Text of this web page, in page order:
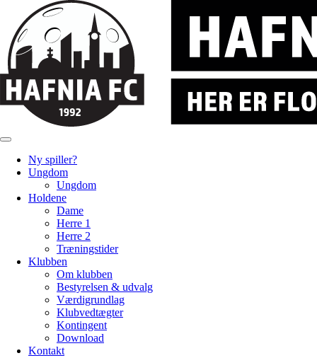
Ny spiller?
Ungdom
Ungdom
Holdene
Dame
Herre 1
Herre 2
Træningstider
Klubben
Om klubben
Bestyrelsen & udvalg
Værdigrundlag
Klubvedtægter
Kontingent
Download
Kontakt